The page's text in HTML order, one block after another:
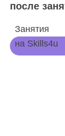
после
Занятия
на Skills4u